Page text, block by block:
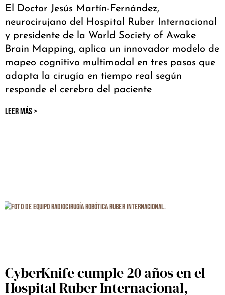
El Doctor Jesús Martín-Fernández,
neurocirujano del Hospital Ruber Internacional
y presidente de la World Society of Awake
Brain Mapping, aplica un innovador modelo de
mapeo cognitivo multimodal en tres pasos que
adapta la cirugía en tiempo real según
responde el cerebro del paciente
LEER MÁS >
CyberKnife cumple 20 años en el
Hospital Ruber Internacional,